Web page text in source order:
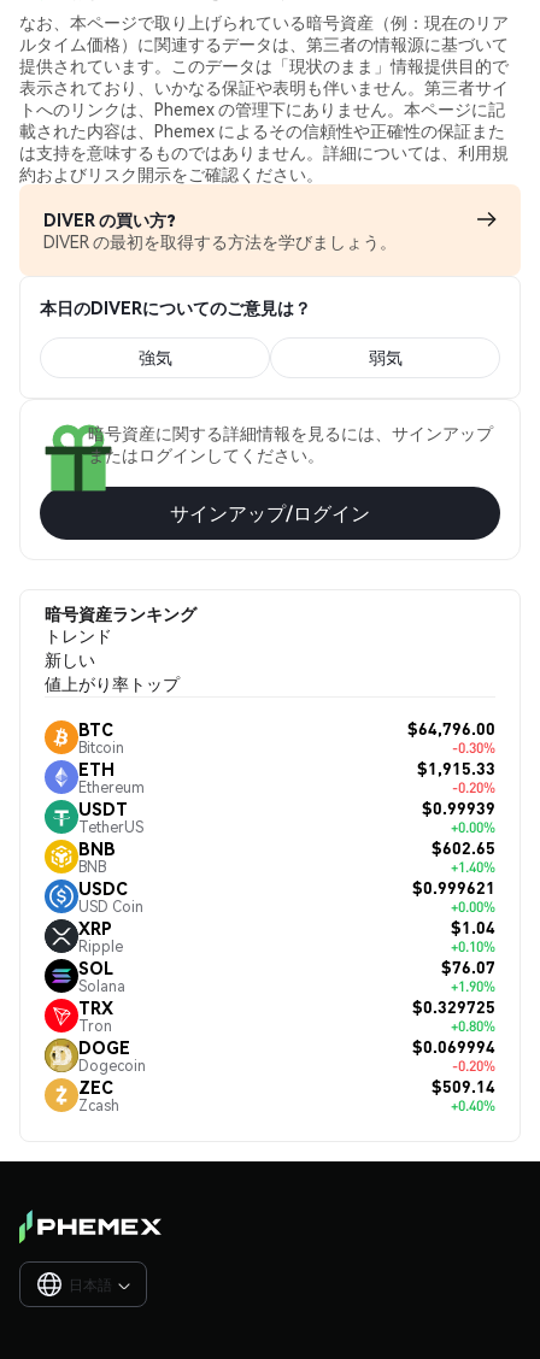
なお、本ページで取り上げられている暗号資産（例：現在のリア
ルタイム価格）に関連するデータは、第三者の情報源に基づいて
提供されています。このデータは「現状のまま」情報提供目的で
表示されており、いかなる保証や表明も伴いません。第三者サイ
トへのリンクは、Phemex の管理下にありません。本ページに記
載された内容は、Phemex によるその信頼性や正確性の保証また
は支持を意味するものではありません。詳細については、利用規
約およびリスク開示をご確認ください。
DIVER の買い方?
DIVER の最初を取得する方法を学びましょう。
本日のDIVERについてのご意見は？
強気 弱気
暗号資産に関する詳細情報を見るには、サインアップ
またはログインしてください。
サインアップ/ログイン
暗号資産ランキング
トレンド
新しい
値上がり率トップ
BTC
Bitcoin
$64,796.00
-0.30%
ETH
Ethereum
$1,915.33
-0.20%
USDT
TetherUS
$0.99939
+0.00%
BNB
BNB
$602.65
+1.40%
USDC
USD Coin
$0.999621
+0.00%
XRP
Ripple
$1.04
+0.10%
SOL
Solana
$76.07
+1.90%
TRX
Tron
$0.329725
+0.80%
DOGE
Dogecoin
$0.069994
-0.20%
ZEC
Zcash
$509.14
+0.40%
日本語 